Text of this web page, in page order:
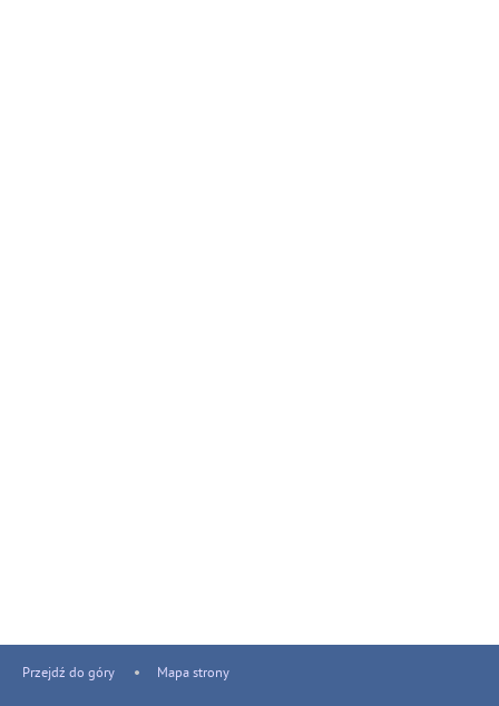
Przejdź do góry Mapa strony